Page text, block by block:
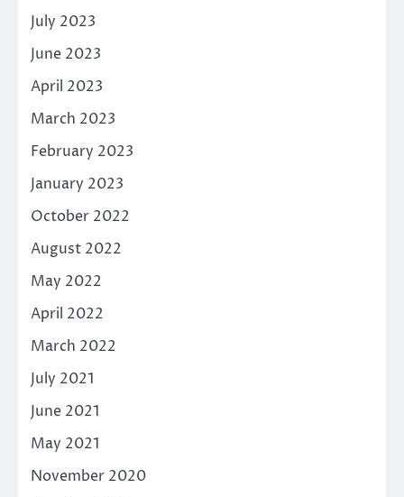
July 2023
June 2023
April 2023
March 2023
February 2023
January 2023
October 2022
August 2022
May 2022
April 2022
March 2022
July 2021
June 2021
May 2021
November 2020